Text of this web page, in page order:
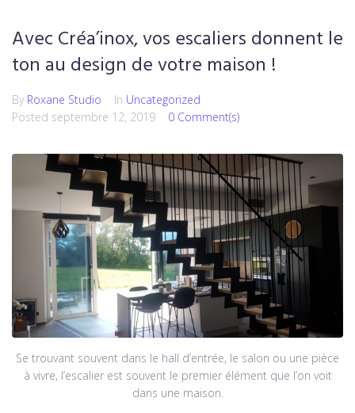
Avec Créa’inox, vos escaliers donnent le
ton au design de votre maison !
By Roxane Studio In Uncategorized
Posted septembre 12, 2019 0 Comment(s)
Se trouvant souvent dans le hall d’entrée, le salon ou une pièce
à vivre, l’escalier est souvent le premier élément que l’on voit
dans une maison.